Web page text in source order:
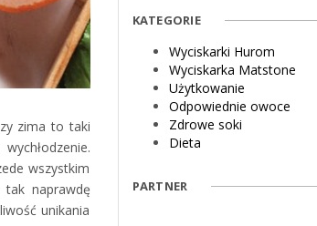
zima to taki
wszystkim
naprawdę
unikania
KATEGORIE
Wyciskarki Hurom
Wyciskarka Matstone
Użytkowanie
Odpowiednie owoce
Zdrowe soki
Dieta
PARTNER